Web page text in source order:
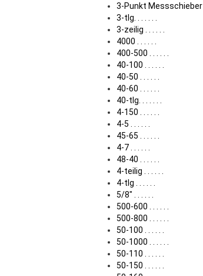
3-Punkt Messschieber
3-tlg. . . . . . .
3-zeilig . . . . . .
4000 . . . . . .
400-500 . . . . . .
40-100 . . . . . .
40-50 . . . . . .
40-60 . . . . . .
40-tlg. . . . . . .
4-150 . . . . . .
4-5 . . . . . .
45-65 . . . . . .
4-7 . . . . . .
48-40 . . . . . .
4-teilig . . . . . .
4-tlg . . . . . .
5/8" . . . . . .
500-600 . . . . . .
500-800 . . . . . .
50-100 . . . . . .
50-1000 . . . . . .
50-110 . . . . . .
50-150 . . . . . .